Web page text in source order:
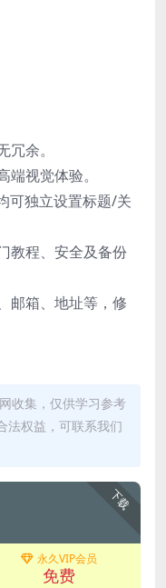
余。
视觉体验。
可独立设置标题/关
教程、安全及备份
邮箱、地址等，修
收集，仅供学习参考
法权益，可联系我们
下载
永久VIP会员
免费